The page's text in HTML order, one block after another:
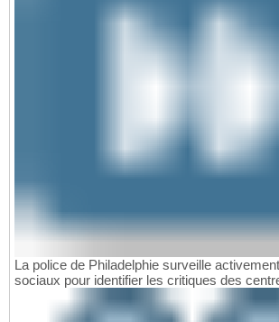
La police de Philadelphie surveille
sociaux pour identifier les critiques des